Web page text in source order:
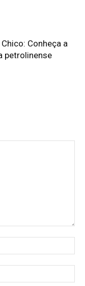
Conheça a
petrolinense